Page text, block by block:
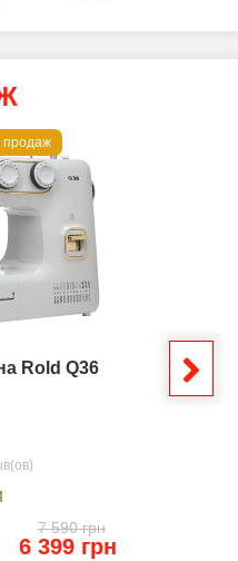
продаж
Rold Q36
7 590 грн
6 399 грн